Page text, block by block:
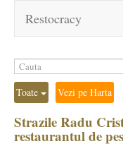
Restocracy
Toate Vezi pe Harta
Strazile Radu
restaurantul de